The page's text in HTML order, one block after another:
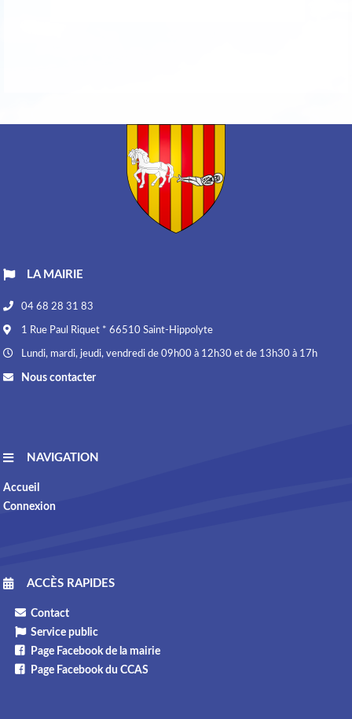
LA MAIRIE
04 68 28 31 83
1 Rue Paul Riquet * 66510 Saint-Hippolyte
Lundi, mardi, jeudi, vendredi de 09h00 à 12h30 et de 13h30 à 17h
Nous contacter
NAVIGATION
Accueil
Connexion
ACCÈS RAPIDES
Contact
Service public
Page Facebook de la mairie
Page Facebook du CCAS